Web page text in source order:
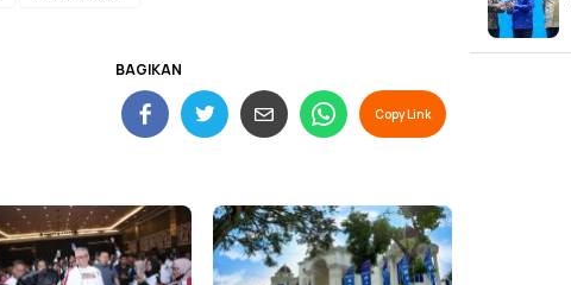
BAGIKAN
Copy Link